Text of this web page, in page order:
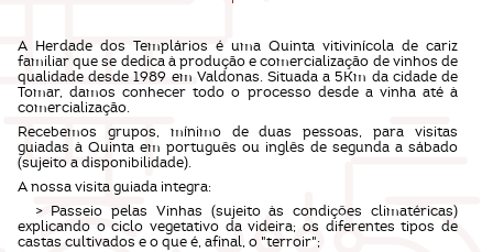
A Herdade dos Templários é uma Quinta vitivinícola de cariz
familiar que se dedica à produção e comercialização de vinhos de
qualidade desde 1989 em Valdonas. Situada a 5Km da cidade de
Tomar, damos conhecer todo o processo desde a vinha até à
comercialização.
Recebemos grupos, mínimo de duas pessoas, para visitas
guiadas à Quinta em português ou inglês de segunda a sábado
(sujeito a disponibilidade).
A nossa visita guiada integra:
> Passeio pelas Vinhas (sujeito às condições climatéricas)
explicando o ciclo vegetativo da videira; os diferentes tipos de
castas cultivados e o que é, afinal, o "terroir";